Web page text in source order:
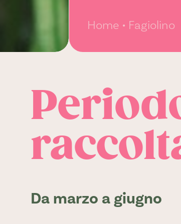
Home Fagiolino
Da marzo a giugno